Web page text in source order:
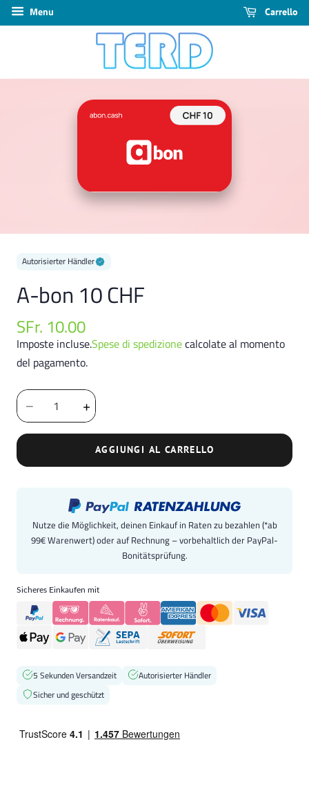
Menu Carrello
Autorisierter Händler
A-bon 10 CHF
Prezzo
di
listino
SFr. 10.00 scontato
Imposte incluse.Spese di spedizionecalcolate al momento
del pagamento.
− +
AGGIUNGI AL CARRELLO
Nutze die Möglichkeit, deinen Einkauf in Raten zu bezahlen (*ab
99€ Warenwert) oder auf Rechnung – vorbehaltlich der PayPal-
Bonitätsprüfung.
Sicheres Einkaufen mit
5 Sekunden Versandzeit
Autorisierter Händler
Sicher und geschützt